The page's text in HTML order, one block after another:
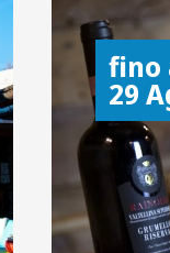
fino
29